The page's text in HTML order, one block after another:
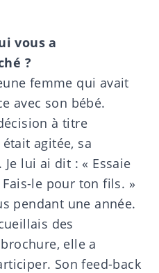
vous a
?
femme qui avait
avec son bébé.
à titre
agitée, sa
lui ai dit : « Essaie
le pour ton fils. »
pendant une année.
des
elle a
Son feed-back